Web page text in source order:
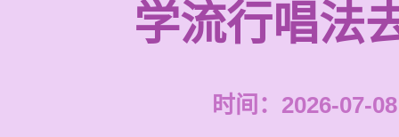
学流行唱法
时间：2026-07-